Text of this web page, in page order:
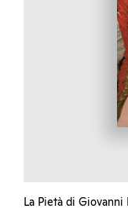
La Pietà di